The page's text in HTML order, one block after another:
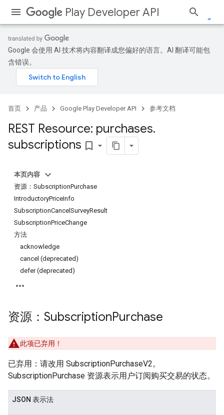
Play Developer API
Google 会使用 AI 技术将内容翻译成您偏好的语言。AI 翻译可能包
含错误。
首页 产品 Google Play Developer API 参考文档
REST Resource: purchases.
subscriptions bookmark_border
本页内容
资源：SubscriptionPurchase
IntroductoryPriceInfo
SubscriptionCancelSurveyResult
SubscriptionPriceChange
方法
acknowledge
cancel (deprecated)
defer (deprecated)
资源：SubscriptionPurchase
此项已弃用！
已弃用：请改用 SubscriptionPurchaseV2。
SubscriptionPurchase 资源表示用户订阅购买交易的状态。
JSON 表示法